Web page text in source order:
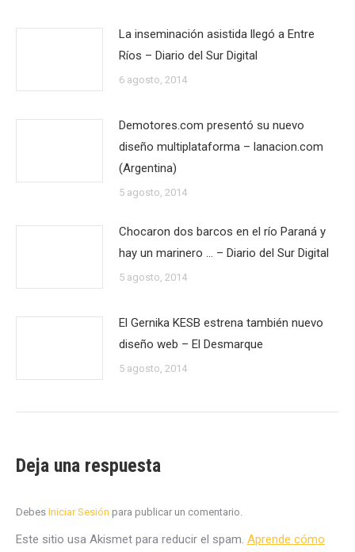
La inseminación asistida llegó a Entre
Ríos – Diario del Sur Digital
6 agosto, 2014
Demotores.com presentó su nuevo
diseño multiplataforma – lanacion.com
(Argentina)
5 agosto, 2014
Chocaron dos barcos en el río Paraná y
hay un marinero … – Diario del Sur Digital
5 agosto, 2014
El Gernika KESB estrena también nuevo
diseño web – El Desmarque
5 agosto, 2014
Deja una respuesta
Debes Iniciar Sesión para publicar un comentario.
Este sitio usa Akismet para reducir el spam. Aprende cómo